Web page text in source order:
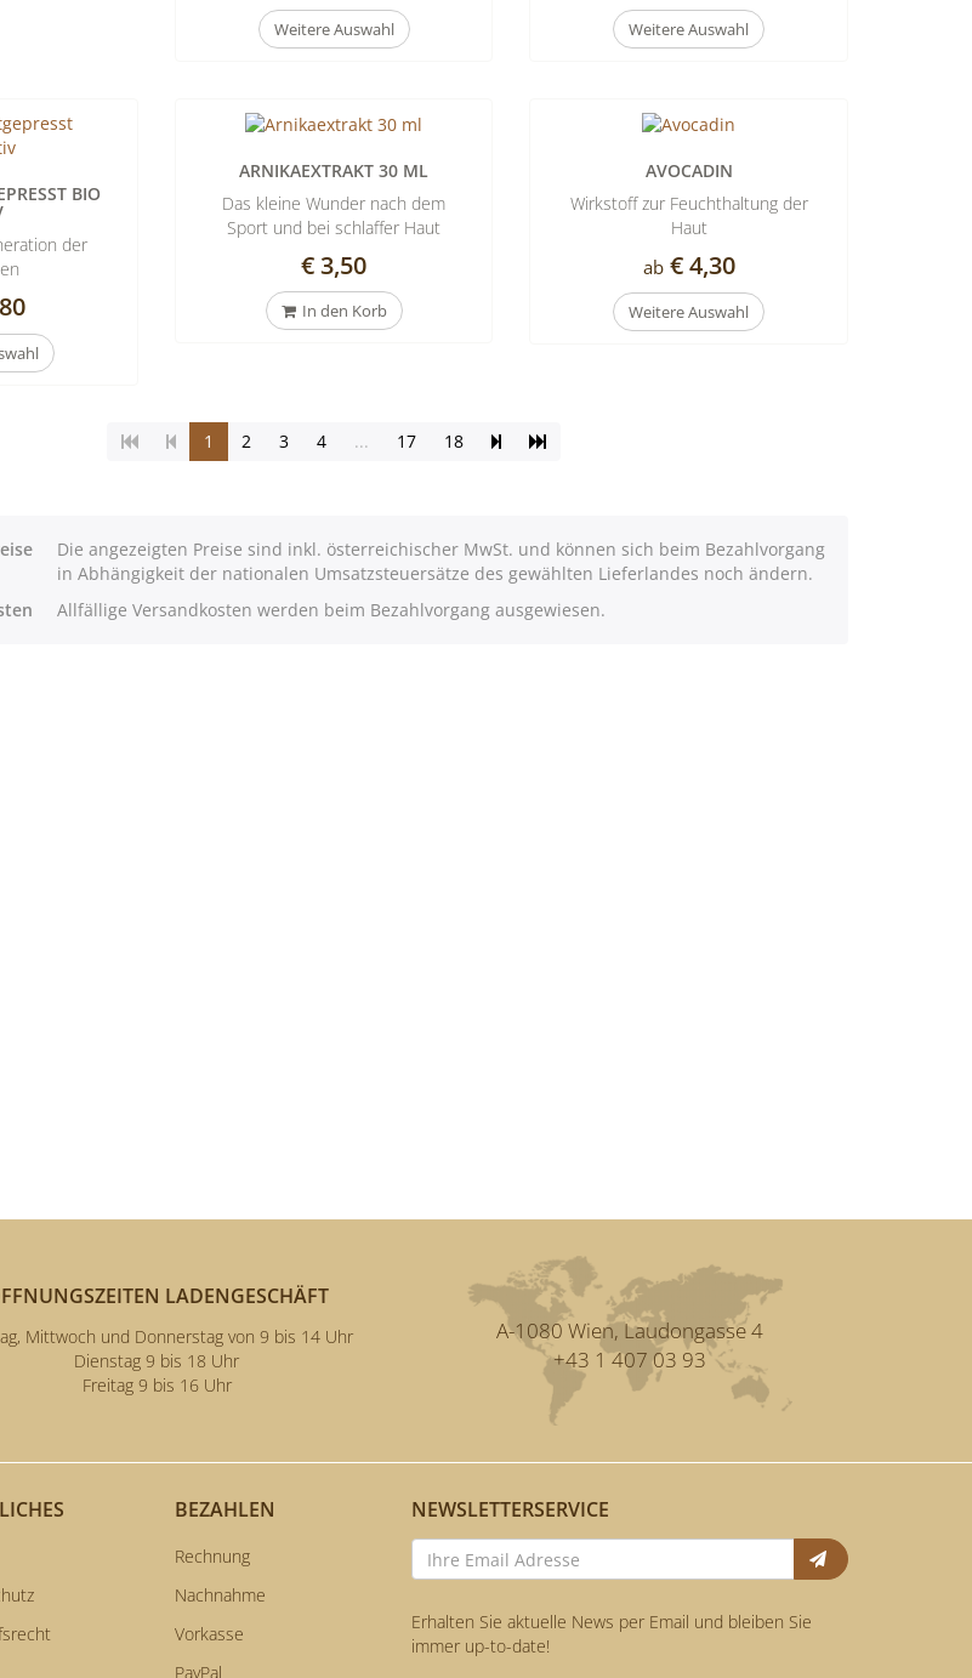
Weitere Auswahl Weitere Auswahl
BIO
der
ARNIKAEXTRAKT 30 ML
Das kleine Wunder nach dem
Sport und bei schlaffer Haut
€ 3,50
In den Korb
AVOCADIN
Wirkstoff zur Feuchthaltung der
Haut
ab€ 4,30
Weitere Auswahl
1
(Aktuelle
Seite)
2 3 4 ... 17 18
Seite Zur
Die angezeigten Preise sind inkl. österreichischer MwSt. und können sich beim Bezahlvorgang
in Abhängigkeit der nationalen Umsatzsteuersätze des gewählten Lieferlandes noch ändern.
Allfällige Versandkosten werden beim Bezahlvorgang ausgewiesen.
LADENGESCHÄFT
Mittwoch und Donnerstag von 9 bis 14 Uhr
Dienstag 9 bis 18 Uhr
Freitag 9 bis 16 Uhr
A-1080 Wien, Laudongasse 4
+43 1 407 03 93
BEZAHLEN
Rechnung
Nachnahme
Vorkasse
PayPal
NEWSLETTERSERVICE
Anmelden
Erhalten Sie aktuelle News per Email und bleiben Sie
immer up-to-date!